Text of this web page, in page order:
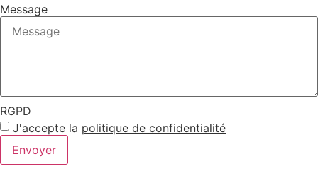
Message
RGPD
J'accepte la politique de confidentialité
Envoyer